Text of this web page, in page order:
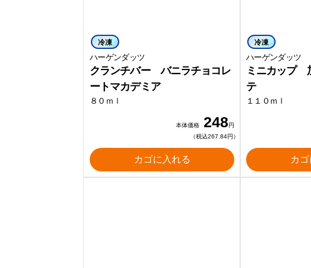
冷凍
ハーゲンダッツ
クランチバー バニラチョコレ
ートマカデミア
８０ｍｌ
本体価格 248円
（税込267.84円）
カゴに入れる
冷凍
ハーゲンダッツ
ミニカップ
テ
１１０ｍｌ
カ